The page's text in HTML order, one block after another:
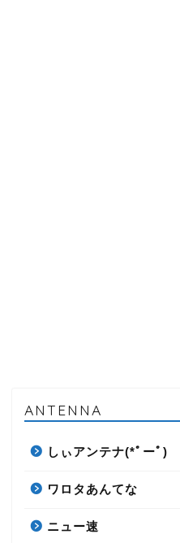
ANTENNA
しぃアンテナ(*ﾟーﾟ)
ワロタあんてな
ニュー速